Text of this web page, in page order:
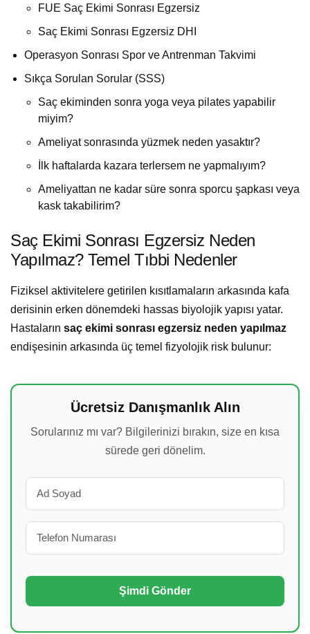
FUE Saç Ekimi Sonrası Egzersiz
Saç Ekimi Sonrası Egzersiz DHI
Operasyon Sonrası Spor ve Antrenman Takvimi
Sıkça Sorulan Sorular (SSS)
Saç ekiminden sonra yoga veya pilates yapabilir
miyim?
Ameliyat sonrasında yüzmek neden yasaktır?
İlk haftalarda kazara terlersem ne yapmalıyım?
Ameliyattan ne kadar süre sonra sporcu şapkası veya
kask takabilirim?
Saç Ekimi Sonrası Egzersiz Neden
Yapılmaz? Temel Tıbbi Nedenler
Fiziksel aktivitelere getirilen kısıtlamaların arkasında kafa
derisinin erken dönemdeki hassas biyolojik yapısı yatar.
Hastaların saç ekimi sonrası egzersiz neden yapılmaz
endişesinin arkasında üç temel fizyolojik risk bulunur:
Ücretsiz Danışmanlık Alın
Sorularınız mı var? Bilgilerinizi bırakın, size en kısa
sürede geri dönelim.